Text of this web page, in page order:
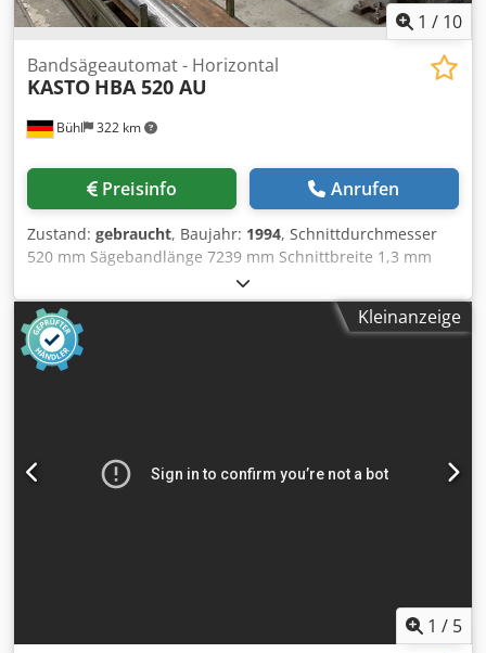
1 / 10
Bühl 322 km
Bandsägeautomat - Horizontal
KASTO HBA 520 AU
Preisinfo Anrufen
Zustand: gebraucht, Baujahr: 1994, Schnittdurchmesser
520 mm Sägebandlänge 7239 mm Schnittbreite 1,3 mm
Steuerung POSIMOD Schnittbereich vierkant 520 x 520 mm
Vorschublänge 500 mm Vorschublänge mehrfach 4500 mm
Kleinste Abschnittlänge 6 mm Reststücklänge min./max. 10
/ 100 mm Schnittgeschwindigkeit 20 - 130 m/min
Sägebandabmessungen 7239 x 50 x 1,3 mm Sägemotor 5,5
Zubehör: Zufuhrrollenbahn 2500 mm lang, Späneförderer,
Kühlmitteleinrichtung
Kleinanzeige
1 / 5